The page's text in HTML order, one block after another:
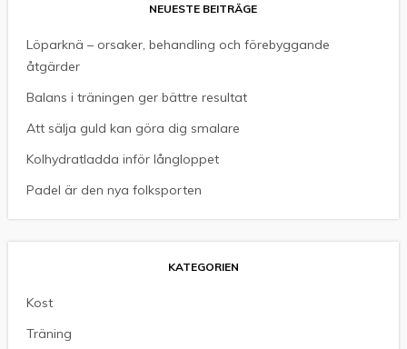
NEUESTE BEITRÄGE
Löparknä – orsaker, behandling och förebyggande
åtgärder
Balans i träningen ger bättre resultat
Att sälja guld kan göra dig smalare
Kolhydratladda inför långloppet
Padel är den nya folksporten
KATEGORIEN
Kost
Träning